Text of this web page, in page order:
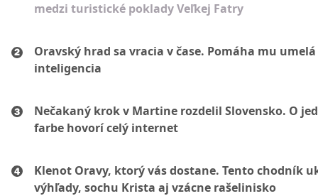
medzi turistické poklady Veľkej Fatry
Oravský hrad sa vracia v čase. Pomáha mu umelá
inteligencia
Nečakaný krok v Martine rozdelil Slovensko. O
farbe hovorí celý internet
Klenot Oravy, ktorý vás dostane. Tento chodník
výhľady, sochu Krista aj vzácne rašelinisko